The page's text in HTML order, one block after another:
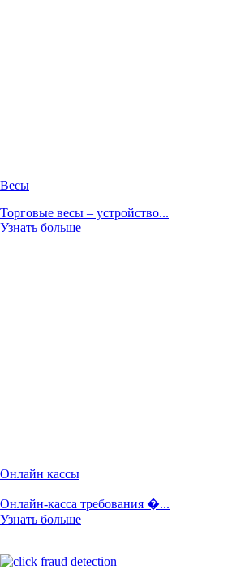
Весы
Торговые весы – устройство...
Узнать больше
Онлайн кассы
Онлайн-касса требования �...
Узнать больше